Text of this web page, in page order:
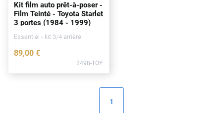
Land Rover
Mini
Kit film auto prêt-à-poser -
Film Teinté - Toyota Starlet
3portes (1984 - 1999)
Essentiel - kit 3/4 arrière
89,00 €
2498-TOY
1